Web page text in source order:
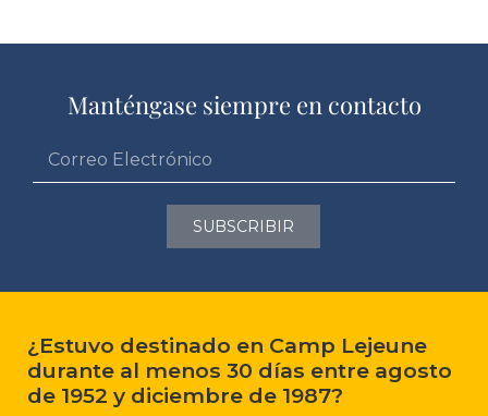
Manténgase siempre en contacto
SUBSCRIBIR
¿Estuvo destinado en Camp Lejeune
durante al menos 30 días entre agosto
de 1952 y diciembre de 1987?